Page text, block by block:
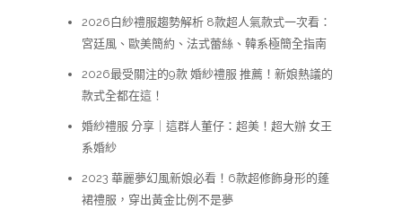
2026白紗禮服趨勢解析 8款超人氣款式一次看：
宮廷風、歐美簡約、法式蕾絲、韓系極簡全指南
2026最受關注的9款 婚紗禮服 推薦！新娘熱議的
款式全都在這！
婚紗禮服 分享｜這群人董仔：超美！超大辦 女王
系婚紗
2023 華麗夢幻風新娘必看！6款超修飾身形的蓬
裙禮服，穿出黃金比例不是夢